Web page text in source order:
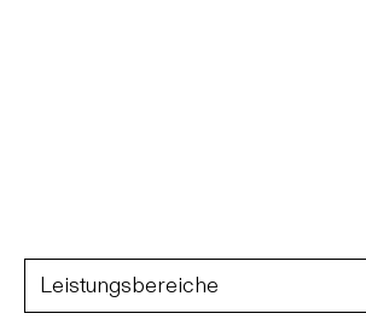
Leistungsbereiche